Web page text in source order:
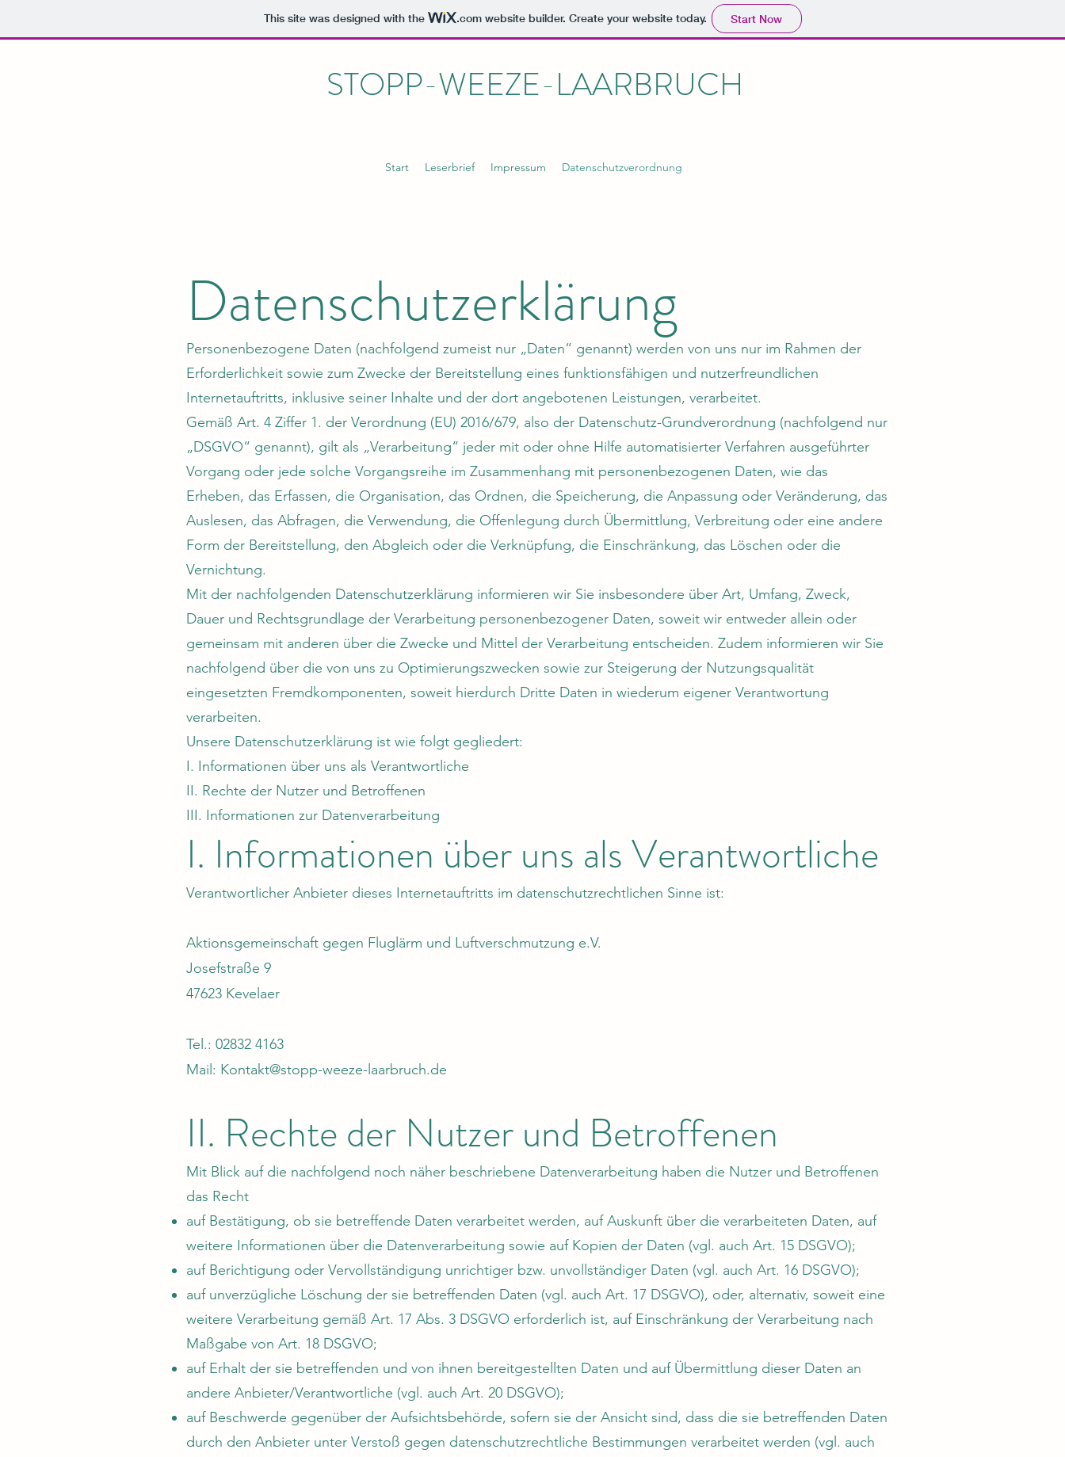
This site was designed with the .comwebsite builder. Create your website today. Start Now
STOPP-WEEZE-LAARBRUCH
Start Leserbrief Impressum Datenschutzverordnung
Datenschutzerklärung
Personenbezogene Daten (nachfolgend zumeist nur „Daten“ genannt) werden von uns nur im Rahmen der
Erforderlichkeit sowie zum Zwecke der Bereitstellung eines funktionsfähigen und nutzerfreundlichen
Internetauftritts, inklusive seiner Inhalte und der dort angebotenen Leistungen, verarbeitet.
Gemäß Art. 4 Ziffer 1. der Verordnung (EU) 2016/679, also der Datenschutz-Grundverordnung (nachfolgend nur
„DSGVO“ genannt), gilt als „Verarbeitung“ jeder mit oder ohne Hilfe automatisierter Verfahren ausgeführter
Vorgang oder jede solche Vorgangsreihe im Zusammenhang mit personenbezogenen Daten, wie das
Erheben, das Erfassen, die Organisation, das Ordnen, die Speicherung, die Anpassung oder Veränderung, das
Auslesen, das Abfragen, die Verwendung, die Offenlegung durch Übermittlung, Verbreitung oder eine andere
Form der Bereitstellung, den Abgleich oder die Verknüpfung, die Einschränkung, das Löschen oder die
Vernichtung.
Mit der nachfolgenden Datenschutzerklärung informieren wir Sie insbesondere über Art, Umfang, Zweck,
Dauer und Rechtsgrundlage der Verarbeitung personenbezogener Daten, soweit wir entweder allein oder
gemeinsam mit anderen über die Zwecke und Mittel der Verarbeitung entscheiden. Zudem informieren wir Sie
nachfolgend über die von uns zu Optimierungszwecken sowie zur Steigerung der Nutzungsqualität
eingesetzten Fremdkomponenten, soweit hierdurch Dritte Daten in wiederum eigener Verantwortung
verarbeiten.
Unsere Datenschutzerklärung ist wie folgt gegliedert:
I. Informationen über uns als Verantwortliche
II. Rechte der Nutzer und Betroffenen
III. Informationen zur Datenverarbeitung
I. Informationen über uns als Verantwortliche
Verantwortlicher Anbieter dieses Internetauftritts im datenschutzrechtlichen Sinne ist:
Aktionsgemeinschaft gegen Fluglärm und Luftverschmutzung e.V.
Josefstraße 9
47623 Kevelaer
Tel.: 02832 4163
Mail: Kontakt@stopp-weeze-laarbruch.de
II. Rechte der Nutzer und Betroffenen
Mit Blick auf die nachfolgend noch näher beschriebene Datenverarbeitung haben die Nutzer und Betroffenen
das Recht
auf Bestätigung, ob sie betreffende Daten verarbeitet werden, auf Auskunft über die verarbeiteten Daten, auf
weitere Informationen über die Datenverarbeitung sowie auf Kopien der Daten (vgl. auch Art. 15 DSGVO);
auf Berichtigung oder Vervollständigung unrichtiger bzw. unvollständiger Daten (vgl. auch Art. 16 DSGVO);
auf unverzügliche Löschung der sie betreffenden Daten (vgl. auch Art. 17 DSGVO), oder, alternativ, soweit eine
weitere Verarbeitung gemäß Art. 17 Abs. 3 DSGVO erforderlich ist, auf Einschränkung der Verarbeitung nach
Maßgabe von Art. 18 DSGVO;
auf Erhalt der sie betreffenden und von ihnen bereitgestellten Daten und auf Übermittlung dieser Daten an
andere Anbieter/Verantwortliche (vgl. auch Art. 20 DSGVO);
auf Beschwerde gegenüber der Aufsichtsbehörde, sofern sie der Ansicht sind, dass die sie betreffenden Daten
durch den Anbieter unter Verstoß gegen datenschutzrechtliche Bestimmungen verarbeitet werden (vgl. auch